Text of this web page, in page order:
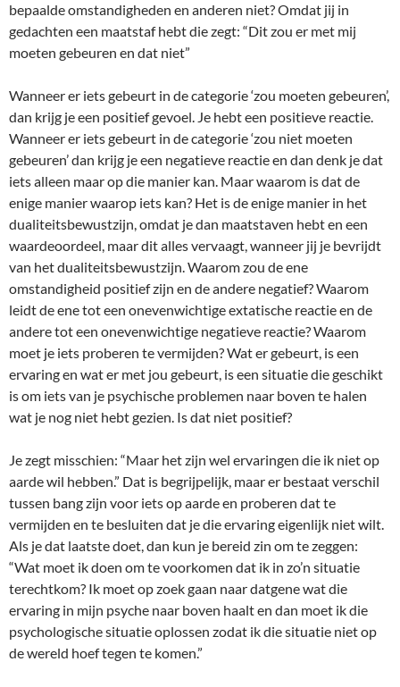
bepaalde omstandigheden en anderen niet? Omdat jij in
gedachten een maatstaf hebt die zegt: “Dit zou er met mij
moeten gebeuren en dat niet”
Wanneer er iets gebeurt in de categorie ‘zou moeten gebeuren’,
dan krijg je een positief gevoel. Je hebt een positieve reactie.
Wanneer er iets gebeurt in de categorie ‘zou niet moeten
gebeuren’ dan krijg je een negatieve reactie en dan denk je dat
iets alleen maar op die manier kan. Maar waarom is dat de
enige manier waarop iets kan? Het is de enige manier in het
dualiteitsbewustzijn, omdat je dan maatstaven hebt en een
waardeoordeel, maar dit alles vervaagt, wanneer jij je bevrijdt
van het dualiteitsbewustzijn. Waarom zou de ene
omstandigheid positief zijn en de andere negatief? Waarom
leidt de ene tot een onevenwichtige extatische reactie en de
andere tot een onevenwichtige negatieve reactie? Waarom
moet je iets proberen te vermijden? Wat er gebeurt, is een
ervaring en wat er met jou gebeurt, is een situatie die geschikt
is om iets van je psychische problemen naar boven te halen
wat je nog niet hebt gezien. Is dat niet positief?
Je zegt misschien: “Maar het zijn wel ervaringen die ik niet op
aarde wil hebben.” Dat is begrijpelijk, maar er bestaat verschil
tussen bang zijn voor iets op aarde en proberen dat te
vermijden en te besluiten dat je die ervaring eigenlijk niet wilt.
Als je dat laatste doet, dan kun je bereid zin om te zeggen:
“Wat moet ik doen om te voorkomen dat ik in zo’n situatie
terechtkom? Ik moet op zoek gaan naar datgene wat die
ervaring in mijn psyche naar boven haalt en dan moet ik die
psychologische situatie oplossen zodat ik die situatie niet op
de wereld hoef tegen te komen.”